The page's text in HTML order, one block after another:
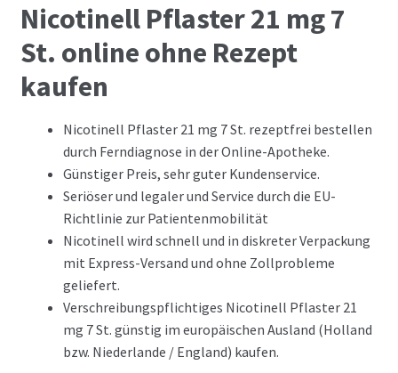
Nicotinell Pflaster 21 mg 7
St. online ohne Rezept
kaufen
Nicotinell Pflaster 21 mg 7 St. rezeptfrei bestellen
durch Ferndiagnose in der Online-Apotheke.
Günstiger Preis, sehr guter Kundenservice.
Seriöser und legaler und Service durch die EU-
Richtlinie zur Patientenmobilität
Nicotinell wird schnell und in diskreter Verpackung
mit Express-Versand und ohne Zollprobleme
geliefert.
Verschreibungspflichtiges Nicotinell Pflaster 21
mg 7 St. günstig im europäischen Ausland (Holland
bzw. Niederlande / England) kaufen.